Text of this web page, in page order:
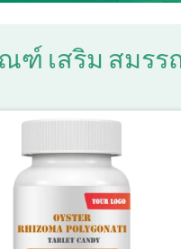
ฑ์ เสริม สมรร